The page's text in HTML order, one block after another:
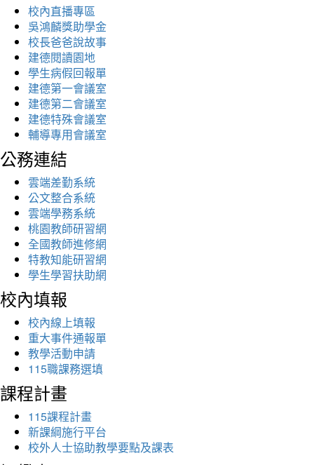
校內直播專區
吳鴻麟獎助學金
校長爸爸說故事
建德閱讀園地
學生病假回報單
建德第一會議室
建德第二會議室
建德特殊會議室
輔導專用會議室
公務連結
雲端差勤系統
公文整合系統
雲端學務系統
桃園教師研習網
全國教師進修網
特教知能研習網
學生學習扶助網
校內填報
校內線上填報
重大事件通報單
教學活動申請
115職課務選填
課程計畫
115課程計畫
新課綱施行平台
校外人士協助教學要點及課表